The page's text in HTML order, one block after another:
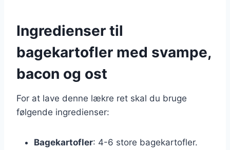
Ingredienser til
bagekartofler med svampe,
bacon og ost
For at lave denne lækre ret skal du bruge
følgende ingredienser:
Bagekartofler: 4-6 store bagekartofler.